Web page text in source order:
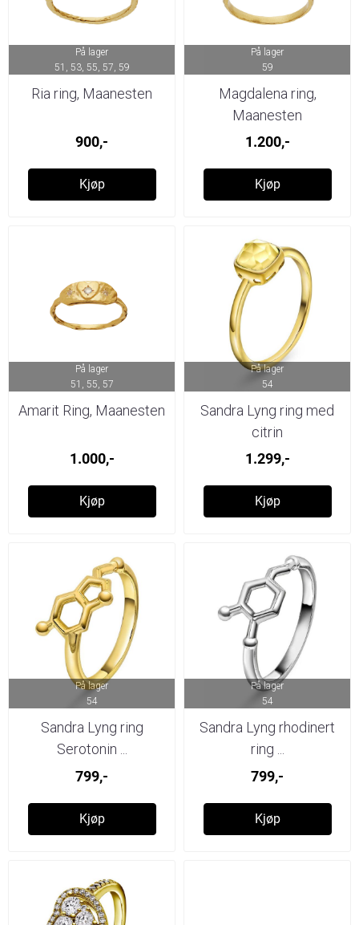
På lager
51, 53, 55, 57, 59
Ria ring, Maanesten
900,-
Kjøp
På lager
59
Magdalena ring,
Maanesten
1.200,-
Kjøp
På lager
51, 55, 57
Amarit Ring, Maanesten
1.000,-
Kjøp
På lager
54
Sandra Lyng ring med
citrin
1.299,-
Kjøp
På lager
54
Sandra Lyng ring
Serotonin ...
799,-
Kjøp
På lager
54
Sandra Lyng rhodinert
ring ...
799,-
Kjøp